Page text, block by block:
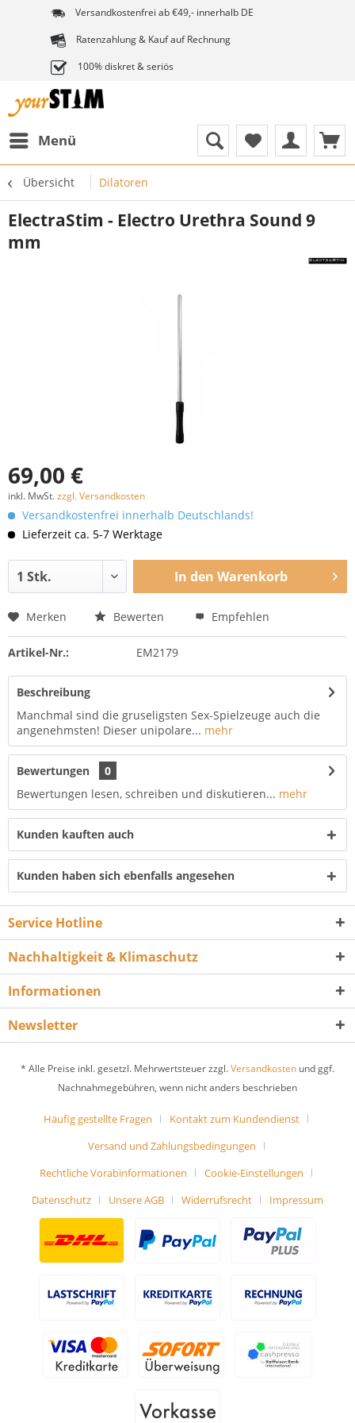
Versandkostenfrei ab €49,- innerhalb DE
Ratenzahlung & Kauf auf Rechnung
100% diskret & seriös
Menü
Übersicht Dilatoren
ElectraStim - Electro Urethra Sound 9
mm
69,00 €
inkl. MwSt.zzgl. Versandkosten
Versandkostenfrei innerhalb Deutschlands!
Lieferzeit ca. 5-7 Werktage
In den Warenkorb
Merken Bewerten Empfehlen
Artikel-Nr.: EM2179
Beschreibung
Manchmal sind die gruseligsten Sex-Spielzeuge auch die
angenehmsten! Dieser unipolare... mehr
Bewertungen
0
Bewertungen lesen, schreiben und diskutieren... mehr
Kunden kauften auch
Kunden haben sich ebenfalls angesehen
Service Hotline
Nachhaltigkeit & Klimaschutz
Informationen
Newsletter
* Alle Preise inkl. gesetzl. Mehrwertsteuer zzgl.Versandkosten und ggf.
Nachnahmegebühren, wenn nicht anders beschrieben
Häufig gestellte Fragen
Kontakt zum Kundendienst
Versand und Zahlungsbedingungen
Rechtliche Vorabinformationen
Cookie-Einstellungen
Datenschutz
Unsere AGB Widerrufsrecht Impressum